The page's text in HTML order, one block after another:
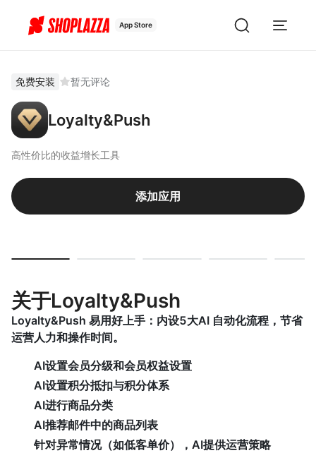
App Store
免费安装 暂无评论
Loyalty&Push
高性价比的收益增长工具
添加应用
关于Loyalty&Push
Loyalty&Push 易用好上手：内设5大AI 自动化流程，节省
运营人力和操作时间。
AI设置会员分级和会员权益设置
AI设置积分抵扣与积分体系
AI进行商品分类
AI推荐邮件中的商品列表
针对异常情况（如低客单价），AI提供运营策略